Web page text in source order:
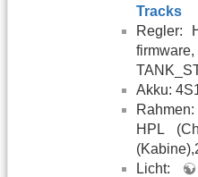
Tracks
Regler:
Akku:
HPL
Licht: